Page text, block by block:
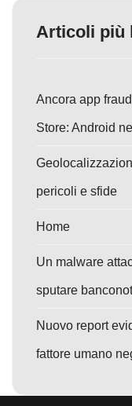
Articoli più
Ancora app
Store: Android
pericoli e sfide
Home
Un malware
sputare
Nuovo report
fattore umano